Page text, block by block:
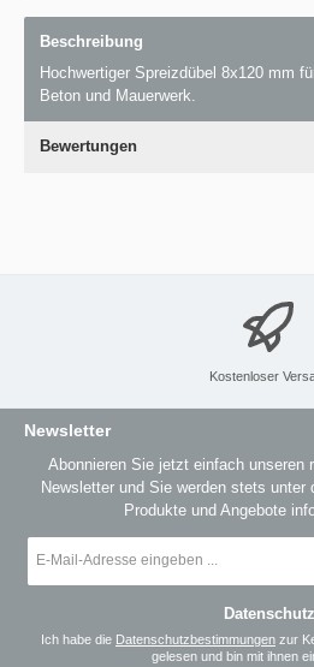
Beschreibung
Hochwertiger Spreizdübel 8x120 mm
Beton und Mauerwerk.
Bewertungen
Kostenloser
Newsletter
Abonnieren Sie jetzt einfach unseren
Newsletter und Sie werden stets unter
Produkte und Angebote
Mail-
Datenschutz
Ich habe die Datenschutzbestimmungen zur
gelesen und bin mit ihnen